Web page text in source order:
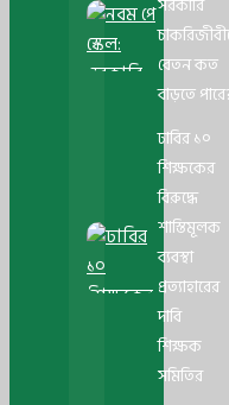
সরকারি
বেতন কত
বাড়তে
ঢাবির ১০
শিক্ষকের
বিরুদ্ধে
শাস্তিমূলক
ব্যবস্থা
প্রত্যাহারের
দাবি
শিক্ষক
সমিতির